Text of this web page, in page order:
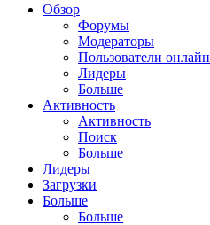
Обзор
Форумы
Модераторы
Пользователи онлайн
Лидеры
Больше
Активность
Активность
Поиск
Больше
Лидеры
Загрузки
Больше
Больше